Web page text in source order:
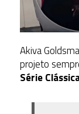
Akiva
projeto
Série